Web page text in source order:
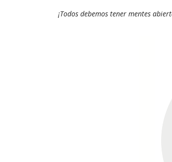
¡Todos debemos tener mentes